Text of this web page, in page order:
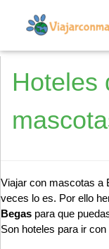
Hoteles
Viajar con mascotas a
veces lo es. Por ello
Begas para que
Son hoteles para ir